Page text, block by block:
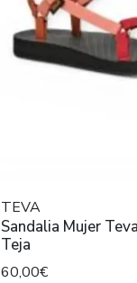
TEVA
Sandalia Mujer
Teja
60,00€